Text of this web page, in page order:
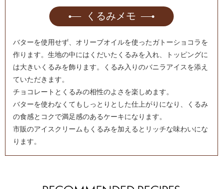
くるみメモ
バターを使用せず、オリーブオイルを使ったガトーショコラを
作ります。生地の中にはくだいたくるみを入れ、トッピングに
は大きいくるみを飾ります。くるみ入りのバニラアイスを添え
ていただきます。
チョコレートとくるみの相性のよさを楽しめます。
バターを使わなくてもしっとりとした仕上がりになり、くるみ
の食感とコクで満足感のあるケーキになります。
市販のアイスクリームもくるみを加えるとリッチな味わいにな
ります。